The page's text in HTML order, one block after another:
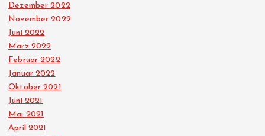
Dezember 2022
November 2022
Juni 2022
März 2022
Februar 2022
Januar 2022
Oktober 2021
Juni 2021
Mai 2021
April 2021